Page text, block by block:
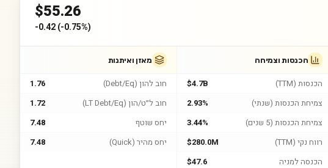
$55.26
-0.42(-0.75%)
הכנסות וצמיחה
הכנסות (TTM)
$4.7B
צמיחת הכנסות (שנתי)
2.93%
צמיחת הכנסות (5 שנים)
3.44%
רווח נקי (TTM)
$280.0M
הכנסה למניה
$47.6
מאזן ואיתנות
חוב להון (Debt/Eq)
1.76
חוב ל״ט/הון (LT Debt/Eq)
1.72
יחס שוטף
7.48
יחס מהיר (Quick)
7.48